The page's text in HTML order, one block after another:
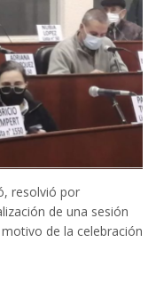
resolvió por
de una sesión
de la celebración